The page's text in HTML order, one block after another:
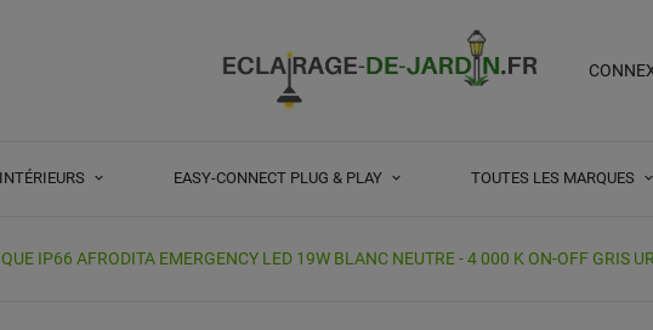
EASY-CONNECT PLUG & PLAY TOUTES LES MARQUES
IP66 AFRODITA EMERGENCY LED 19W BLANC NEUTRE - 4 000 K ON-OFF GRIS